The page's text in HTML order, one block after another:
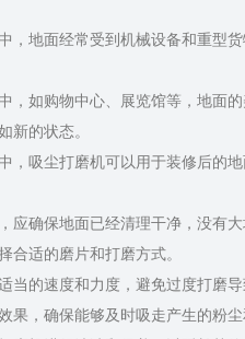
，地面经常受到机械设备和重型
，如购物中心、展览馆等，地面
新的状态。
，吸尘打磨机可以用于装修后的
应确保地面已经清理干净，没有大
合适的磨片和打磨方式。
当的速度和力度，避免过度打磨导
果，确保能够及时吸走产生的粉尘